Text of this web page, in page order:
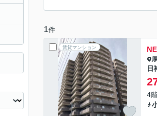
1件
賃貸マンション
日
4